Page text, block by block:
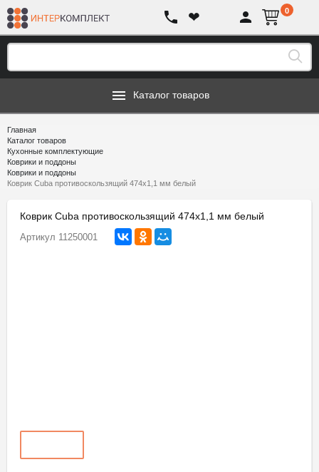
❤ 0
Каталог товаров
Главная
Каталог товаров
Кухонные комплектующие
Коврики и поддоны
Коврики и поддоны
Коврик Cuba противоскользящий 474х1,1 мм белый
Коврик Cuba противоскользящий 474х1,1 мм белый
Артикул 11250001